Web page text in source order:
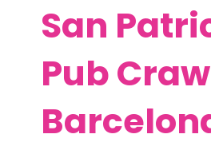
San
Pub